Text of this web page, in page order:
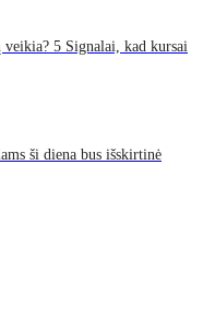
5 Signalai, kad kursai
ši diena bus išskirtinė